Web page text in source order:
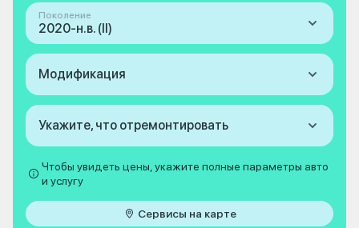
Поколение
2020-н.в. (II)
Модификация
Укажите, что отремонтировать
Чтобы увидеть цены, укажите полные параметры авто
и услугу
Сервисы на карте